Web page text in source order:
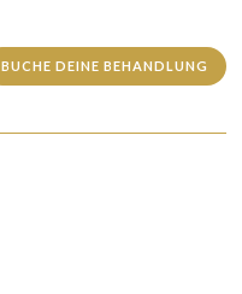
BUCHE DEINE BEHANDLUNG